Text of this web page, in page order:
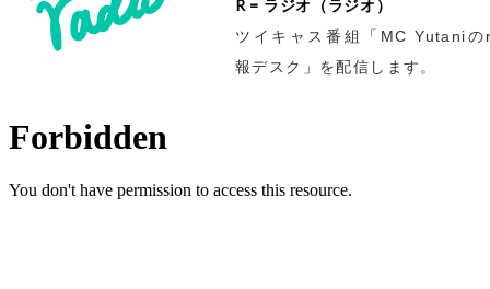
R = ラジオ（ラジオ）
ツイキャス番組「MC Yutani
報デスク」を配信します。